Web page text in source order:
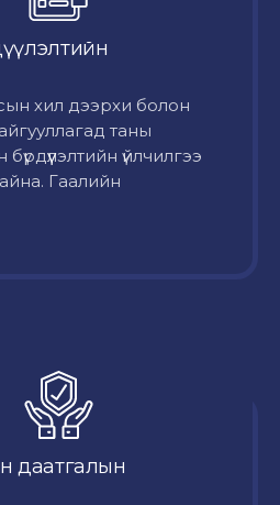
хил дээрхи болон
таны
үйлчилгээ
Гаалийн
даатгалын